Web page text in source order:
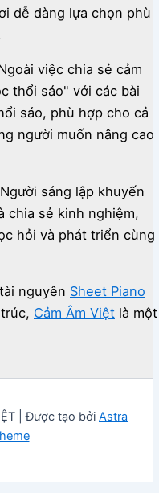
dễ dàng lựa chọn phù
việc chia sẻ cảm
thổi sáo" với các bài
sáo, phù hợp cho cả
người muốn nâng cao
Người sáng lập khuyến
chia sẻ kinh nghiệm,
hỏi và phát triển cùng
nguyên Sheet Piano
Cảm Âm Việt là một
| Được tạo bởi Astra